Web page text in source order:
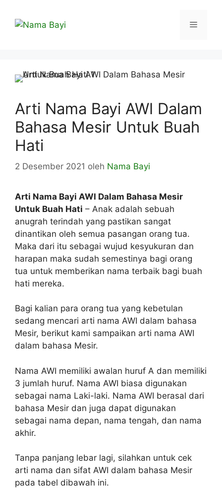
Menu
Arti Nama Bayi AWI Dalam
Bahasa Mesir Untuk Buah
Hati
2 Desember 2021 oleh Nama Bayi
Arti Nama Bayi AWI Dalam Bahasa Mesir
Untuk Buah Hati – Anak adalah sebuah
anugrah terindah yang pastikan sangat
dinantikan oleh semua pasangan orang tua.
Maka dari itu sebagai wujud kesyukuran dan
harapan maka sudah semestinya bagi orang
tua untuk memberikan nama terbaik bagi buah
hati mereka.
Bagi kalian para orang tua yang kebetulan
sedang mencari arti nama AWI dalam bahasa
Mesir, berikut kami sampaikan arti nama AWI
dalam bahasa Mesir.
Nama AWI memiliki awalan huruf A dan memiliki
3 jumlah huruf. Nama AWI biasa digunakan
sebagai nama Laki-laki. Nama AWI berasal dari
bahasa Mesir dan juga dapat digunakan
sebagai nama depan, nama tengah, dan nama
akhir.
Tanpa panjang lebar lagi, silahkan untuk cek
arti nama dan sifat AWI dalam bahasa Mesir
pada tabel dibawah ini.